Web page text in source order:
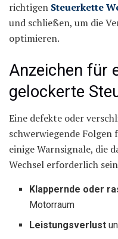
richtigen Steuerkette
und schließen, um die
optimieren.
Anzeichen für
gelockerte
Eine defekte oder
schwerwiegende
einige Warnsignale, die
Wechsel erforderlich
Klappernde oder
Motorraum
Leistungsverlust